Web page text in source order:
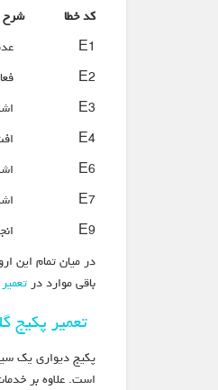
کد خطا
شرح
E1 عدم تشخیص و تشکیل شعله
E2 فعال شدن کلید حرارتی
E3 اشکال در سیستم تخلیه دود
E4 افت فشار آب در مدار گرمایش
E6 اشکال در NTC مصرفی
E7 اشکال در NTC شوفاژ
E9 انجماد در سیستم گرمایش
باقی موارد در
تعمیر پکیج
پکیج دیواری یک
است. علاوه بر